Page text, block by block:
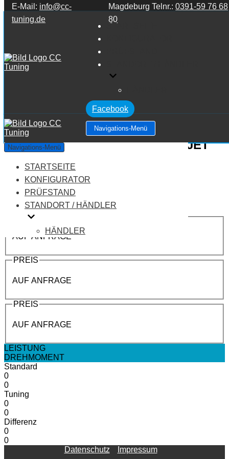
Zum Inhalt springen
E-Mail: info@cc-
tuning.de
Magdeburg Telnr.:0391-59 76 68
80
STARTSEITE
Facebook
Navigations-Menü
Navigations-Menü
STARTSEITE
KONFIGURATOR
PRÜFSTAND
STANDORT / HÄNDLER
HÄNDLER
Lancia Delta TYP 844 1.9 16V MJET
TWINTURBO
Leistung:190 PS
Drehmoment:400 NM
Motortyp:Diesel
PREIS
AUF ANFRAGE
PREIS
AUF ANFRAGE
PREIS
AUF ANFRAGE
LEISTUNG
DREHMOMENT
Standard
0
0
Tuning
0
0
Differenz
0
0
Datenschutz
Impressum